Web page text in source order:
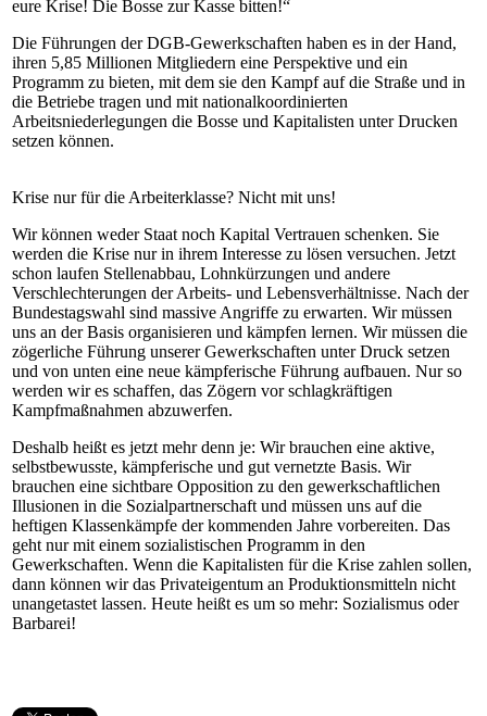
eure Krise! Die Bosse zur Kasse bitten!“
Die Führungen der DGB-Gewerkschaften haben es in der Hand,
ihren 5,85 Millionen Mitgliedern eine Perspektive und ein
Programm zu bieten, mit dem sie den Kampf auf die Straße und in
die Betriebe tragen und mit nationalkoordinierten
Arbeitsniederlegungen die Bosse und Kapitalisten unter Drucken
setzen können.
Krise nur für die Arbeiterklasse? Nicht mit uns!
Wir können weder Staat noch Kapital Vertrauen schenken. Sie
werden die Krise nur in ihrem Interesse zu lösen versuchen. Jetzt
schon laufen Stellenabbau, Lohnkürzungen und andere
Verschlechterungen der Arbeits- und Lebensverhältnisse. Nach der
Bundestagswahl sind massive Angriffe zu erwarten. Wir müssen
uns an der Basis organisieren und kämpfen lernen. Wir müssen die
zögerliche Führung unserer Gewerkschaften unter Druck setzen
und von unten eine neue kämpferische Führung aufbauen. Nur so
werden wir es schaffen, das Zögern vor schlagkräftigen
Kampfmaßnahmen abzuwerfen.
Deshalb heißt es jetzt mehr denn je: Wir brauchen eine aktive,
selbstbewusste, kämpferische und gut vernetzte Basis. Wir
brauchen eine sichtbare Opposition zu den gewerkschaftlichen
Illusionen in die Sozialpartnerschaft und müssen uns auf die
heftigen Klassenkämpfe der kommenden Jahre vorbereiten. Das
geht nur mit einem sozialistischen Programm in den
Gewerkschaften. Wenn die Kapitalisten für die Krise zahlen sollen,
dann können wir das Privateigentum an Produktionsmitteln nicht
unangetastet lassen. Heute heißt es um so mehr: Sozialismus oder
Barbarei!